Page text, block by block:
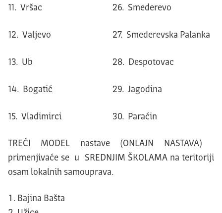
11. Vršac 26. Smederevo
12. Valjevo 27. Smederevska Palanka
13. Ub 28. Despotovac
14. Bogatić 29. Jagodina
15. Vladimirci 30. Paraćin
TREĆI MODEL nastave (ONLAJN NASTAVA)
primenjivaće se u SREDNJIM ŠKOLAMA na teritoriji
osam lokalnih samouprava.
Bajina Bašta